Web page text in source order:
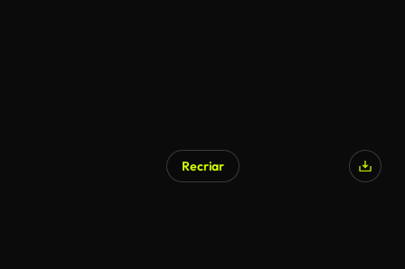
Recriar